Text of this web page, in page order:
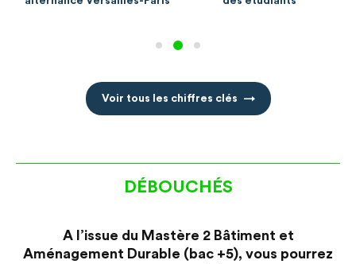
Voir tous les chiffres clés
DÉBOUCHÉS
A l’issue du Mastère 2 Bâtiment et
Aménagement Durable (bac +5), vous pourrez